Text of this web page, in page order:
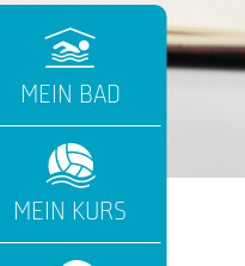
MEIN BAD
MEIN KURS